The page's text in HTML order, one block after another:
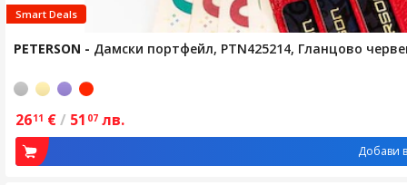
Smart Deals
PETERSON - Дамски портфейл, PTN425214, Гланцово
2611 €/ 51 07 лв.
Добави